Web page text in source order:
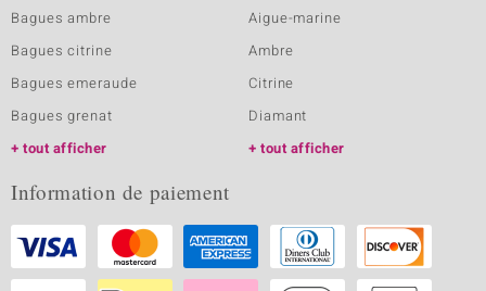
Bagues ambre
Bagues citrine
Bagues emeraude
Bagues grenat
tout afficher
Aigue-marine
Ambre
Citrine
Diamant
tout afficher
Information de paiement